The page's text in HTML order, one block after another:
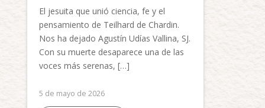
El jesuita que unió ciencia, fe y el
pensamiento de Teilhard de Chardin.
Nos ha dejado Agustín Udías Vallina, SJ.
Con su muerte desaparece una de las
voces más serenas, […]
5 de mayo de 2026